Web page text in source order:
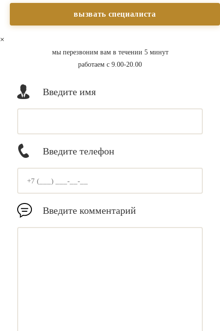
×
мы перезвоним вам в течении 5 минут
работаем с 9.00-20.00
Введите имя
Введите телефон
Введите комментарий